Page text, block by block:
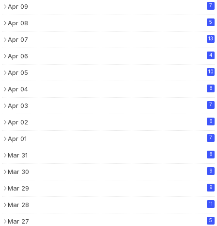
Apr 09 7
Apr 08 5
Apr 07 13
Apr 06 4
Apr 05 10
Apr 04 8
Apr 03 7
Apr 02 6
Apr 01 7
Mar 31 8
Mar 30 9
Mar 29 9
Mar 28 11
Mar 27 5